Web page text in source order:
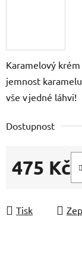
Karamelový
jemnost
vše v jedné láhvi!
Dostupnost
475 Kč
Tisk